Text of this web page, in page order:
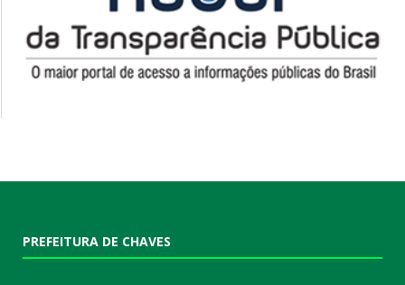
PREFEITURA DE CHAVES